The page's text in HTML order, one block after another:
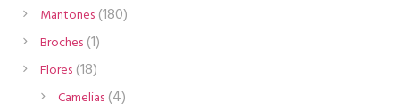
Mantones 180180
Broches 11
producto
Flores 1818
productos
Camelias 44